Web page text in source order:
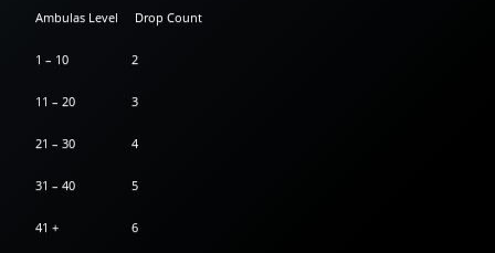
Ambulas Level Drop Count
1 – 10 2
11 – 20 3
21 – 30 4
31 – 40 5
41 + 6